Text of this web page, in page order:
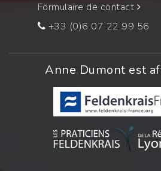
Formulaire de contact
+33 (0)6 07 22 99 56
Anne Dumont est